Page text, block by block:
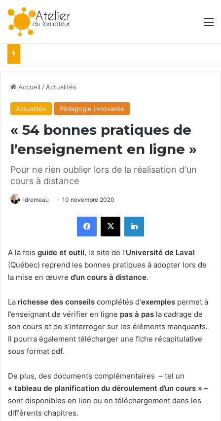
Accueil / Actualités
Actualités Pédagogie innovante
« 54 bonnes pratiques de
l’enseignement en ligne »
Pour ne rien oublier lors de la réalisation d'un
cours à distance
idremeau 10 novembre 2020
Facebook
X Linkedin
A la fois guide et outil, le site de l’Université de Laval
(Québec) reprend les bonnes pratiques à adopter lors de
la mise en œuvre d’un cours à distance.
La richesse des conseils complétés d’exemples permet à
l’enseignant de vérifier en ligne pas à pas la cadrage de
son cours et de s’interroger sur les éléments manquants.
Il pourra également télécharger une fiche récapitulative
sous format pdf.
De plus, des documents complémentaires – tel un
« tableau de planification du déroulement d’un cours » –
sont disponibles en lien ou en téléchargement dans les
différents chapitres.